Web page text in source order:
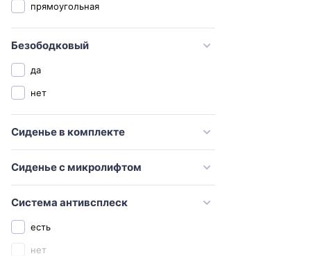
Santeri
STWORKI
Swedbe
TECE
Timo
прямоугольная
Безободковый
да
нет
Сиденье в комплекте
Сиденье с микролифтом
Система антивсплеск
есть
нет